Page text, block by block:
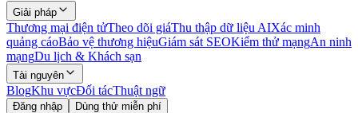
Giải pháp
Thương mại điện tửTheo dõi giáThu thập dữ liệu AIXác minh
quảng cáoBảo vệ thương hiệuGiám sát SEOKiểm thử mạngAn ninh
mạngDu lịch & Khách sạn
Tài nguyên
BlogKhu vựcĐối tácThuật ngữ
Đăng nhập Dùng thử miễn phí